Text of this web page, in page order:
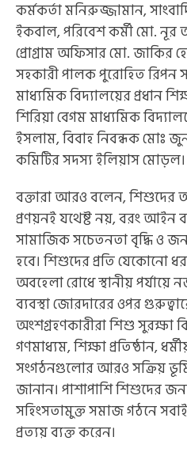
কর্মকর্তা মনিরুজ্জামান,
ইকবাল, পরিবেশ কর্মী মো.
প্রোগ্রাম অফিসার মো. জাকির
সহকারী পালক পুরোহিত রিপন
মাধ্যমিক বিদ্যালয়ের প্রধান
শিরিয়া বেগম মাধ্যমিক
ইসলাম, বিবাহ নিবন্ধক মোঃ
কমিটির সদস্য ইলিয়াস মোড়ল।
বক্তারা আরও বলেন,
প্রণয়নই যথেষ্ট নয়, বরং আইন
সামাজিক সচেতনতা বৃদ্ধি ও
হবে। শিশুদের প্রতি যেকোনো
অবহেলা রোধে স্থানীয়
ব্যবস্থা জোরদারের ওপর
অংশগ্রহণকারীরা শিশু সুরক্ষা
গণমাধ্যম, শিক্ষা প্রতিষ্ঠান,
সংগঠনগুলোর আরও সক্রিয়
জানান। পাশাপাশি শিশুদের
সহিংসতামুক্ত সমাজ গঠনে
প্রত্যয় ব্যক্ত করেন।